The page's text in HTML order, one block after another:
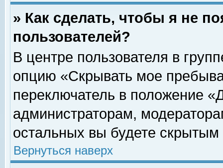
» Как сделать, чтобы я не
пользователей?
В центре пользователя в
опцию «Скрывать мое
переключатель в положение
администраторам,
остальных вы будете скрытым
Вернуться наверх